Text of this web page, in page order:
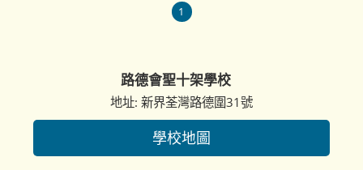
1
路德會聖十架學校
地址: 新界荃灣路德圍31號
學校地圖